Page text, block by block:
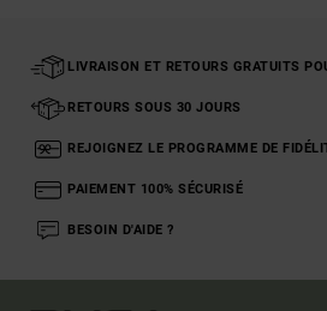
LIVRAISON ET RETOURS GRATUITS
RETOURS SOUS 30 JOURS
REJOIGNEZ LE PROGRAMME DE
PAIEMENT 100% SÉCURISÉ
BESOIN D'AIDE ?